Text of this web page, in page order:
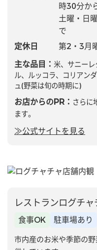
時30分か
土曜・日
で
定休日
第2・3月
主な品目： 米、サニー
ル、ルッコラ、コリアン
ュ(野菜は旬の時期に)
お店からのPR： さらに
ます。
≫公式サイトを見る
レストランログチャ
食事OK 駐車場あり
市内産のお米や季節の